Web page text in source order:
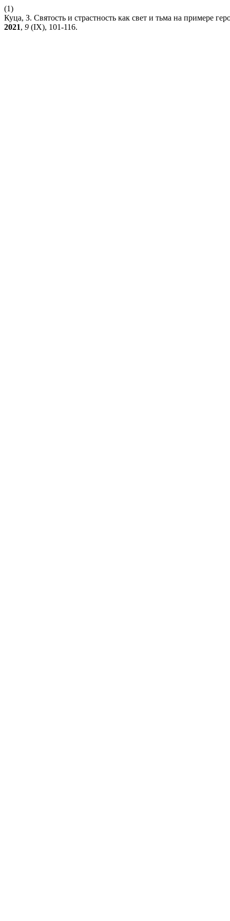
(1)
Куца, З. Святость и страстность как свет и тьма на примере
2021, 9 (IX), 101-116.